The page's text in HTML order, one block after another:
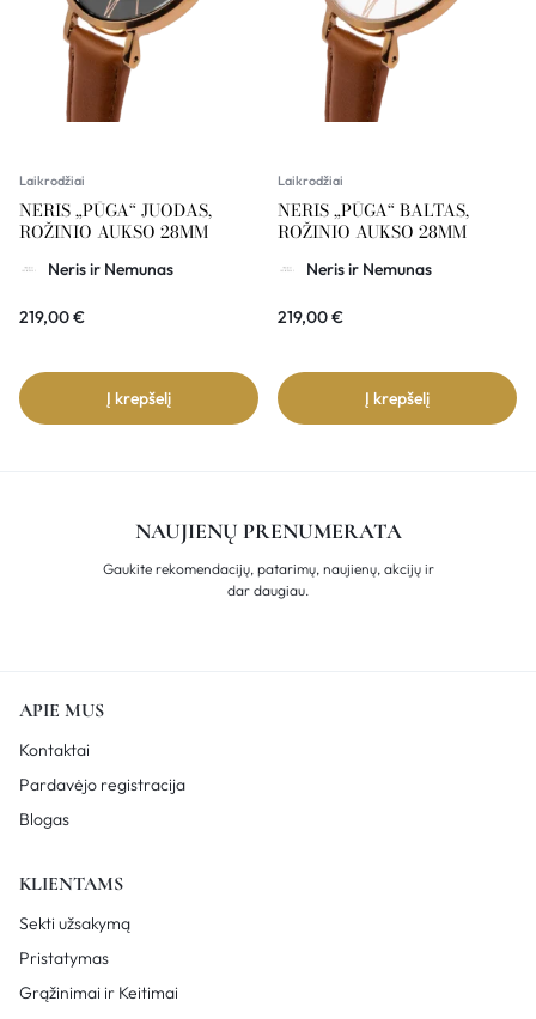
Laikrodžiai
NERIS „PŪGA“ JUODAS,
ROŽINIO AUKSO 28MM
Neris ir Nemunas
219,00€
Į krepšelį
Laikrodžiai
NERIS „PŪGA“ BALTAS,
ROŽINIO AUKSO 28MM
Neris ir Nemunas
219,00€
Į krepšelį
NAUJIENŲ PRENUMERATA
Gaukite rekomendacijų, patarimų, naujienų, akcijų ir
dar daugiau.
APIE MUS
Kontaktai
Pardavėjo registracija
Blogas
KLIENTAMS
Sekti užsakymą
Pristatymas
Grąžinimai ir Keitimai